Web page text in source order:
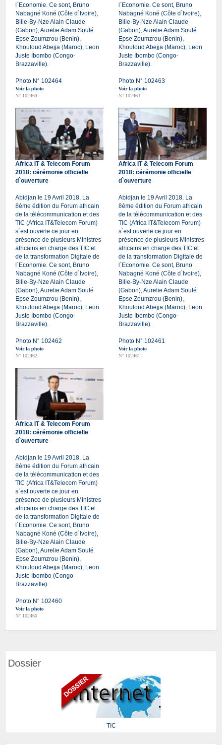
l`Economie. Ce sont, Bruno
Nabagné Koné (Côte d`Ivoire),
Bilie-By-Nze Alain Claude
(Gabon), Aurelie Adam Soulé
Epse Zoumzrou (Benin),
Khouloud Abejja (Maroc), Leon
Juste Ibombo (Congo-
Brazzaville).
Photo N° 102464
Voir la photo
N° 102464
l`Economie. Ce sont, Bruno
Nabagné Koné (Côte d`Ivoire),
Bilie-By-Nze Alain Claude
(Gabon), Aurelie Adam Soulé
Epse Zoumzrou (Benin),
Khouloud Abejja (Maroc), Leon
Juste Ibombo (Congo-
Brazzaville).
Photo N° 102463
Voir la photo
N° 102463
Africa IT & Telecom Forum
2018: cérémonie officielle
d`ouverture
Abidjan le 19 Avril 2018. La
8ème édition du Forum africain
de la télécommunication et des
TIC (Africa IT&Telecom Forum)
s`est ouverte ce jour en
présence de plusieurs Ministres
africains en charge des TIC et
de la transformation Digitale de
l`Economie. Ce sont, Bruno
Nabagné Koné (Côte d`Ivoire),
Bilie-By-Nze Alain Claude
(Gabon), Aurelie Adam Soulé
Epse Zoumzrou (Benin),
Khouloud Abejja (Maroc), Leon
Juste Ibombo (Congo-
Brazzaville).
Photo N° 102462
Voir la photo
N° 102462
Africa IT & Telecom Forum
2018: cérémonie officielle
d`ouverture
Abidjan le 19 Avril 2018. La
8ème édition du Forum africain
de la télécommunication et des
TIC (Africa IT&Telecom Forum)
s`est ouverte ce jour en
présence de plusieurs Ministres
africains en charge des TIC et
de la transformation Digitale de
l`Economie. Ce sont, Bruno
Nabagné Koné (Côte d`Ivoire),
Bilie-By-Nze Alain Claude
(Gabon), Aurelie Adam Soulé
Epse Zoumzrou (Benin),
Khouloud Abejja (Maroc), Leon
Juste Ibombo (Congo-
Brazzaville).
Photo N° 102461
Voir la photo
N° 102461
Africa IT & Telecom Forum
2018: cérémonie officielle
d`ouverture
Abidjan le 19 Avril 2018. La
8ème édition du Forum africain
de la télécommunication et des
TIC (Africa IT&Telecom Forum)
s`est ouverte ce jour en
présence de plusieurs Ministres
africains en charge des TIC et
de la transformation Digitale de
l`Economie. Ce sont, Bruno
Nabagné Koné (Côte d`Ivoire),
Bilie-By-Nze Alain Claude
(Gabon), Aurelie Adam Soulé
Epse Zoumzrou (Benin),
Khouloud Abejja (Maroc), Leon
Juste Ibombo (Congo-
Brazzaville).
Photo N° 102460
Voir la photo
N° 102460
Dossier
TIC